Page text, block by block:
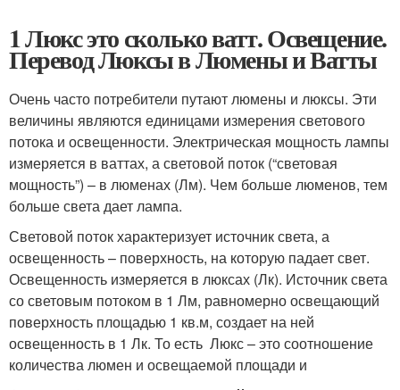
1 Люкс это сколько ватт. Освещение.
Перевод Люксы в Люмены и Ватты
Очень часто потребители путают люмены и люксы. Эти
величины являются единицами измерения светового
потока и освещенности. Электрическая мощность лампы
измеряется в ваттах, а световой поток (“световая
мощность”) – в люменах (Лм). Чем больше люменов, тем
больше света дает лампа.
Световой поток характеризует источник света, а
освещенность – поверхность, на которую падает свет.
Освещенность измеряется в люксах (Лк). Источник света
со световым потоком в 1 Лм, равномерно освещающий
поверхность площадью 1 кв.м, создает на ней
освещенность в 1 Лк. То есть Люкс – это соотношение
количества люмен и освещаемой площади и